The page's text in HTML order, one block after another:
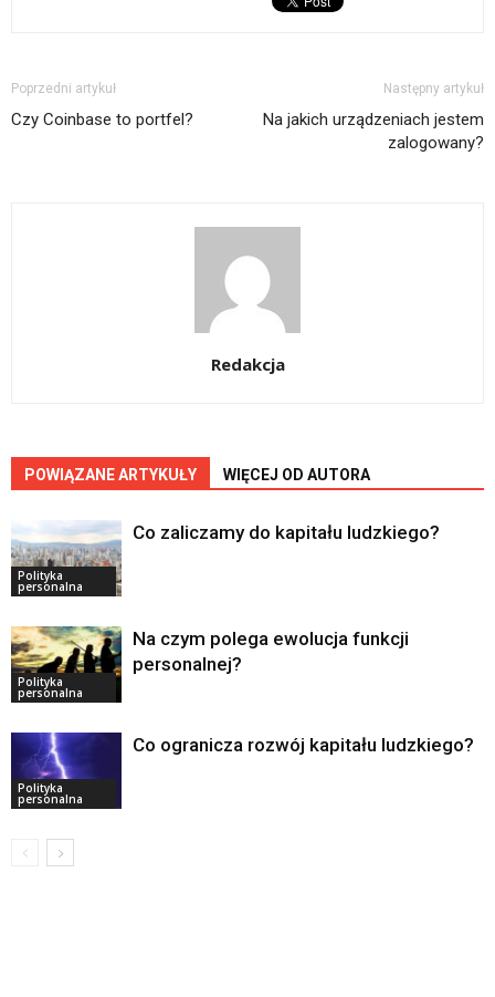
Poprzedni artykuł
Czy Coinbase to portfel?
Następny artykuł
Na jakich urządzeniach jestem
zalogowany?
Redakcja
POWIĄZANE ARTYKUŁY WIĘCEJ OD AUTORA
Polityka
personalna
Co zaliczamy do kapitału ludzkiego?
Polityka
personalna
Na czym polega ewolucja funkcji
personalnej?
Polityka
personalna
Co ogranicza rozwój kapitału ludzkiego?